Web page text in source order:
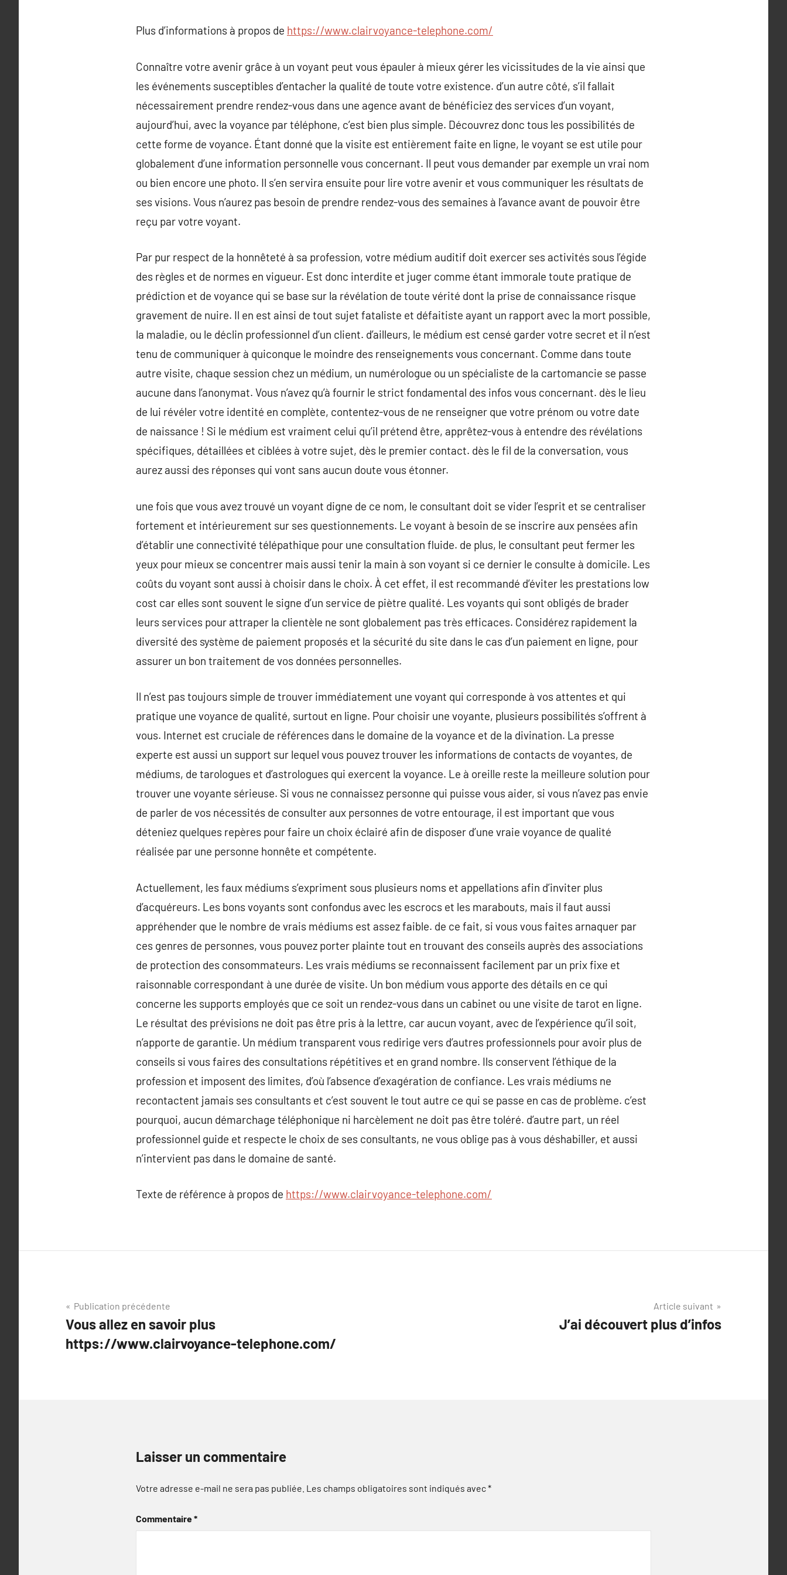
Plus d’informations à propos de https://www.clairvoyance-telephone.com/
Connaître votre avenir grâce à un voyant peut vous épauler à mieux gérer les vicissitudes de la vie ainsi que
les événements susceptibles d’entacher la qualité de toute votre existence. d’un autre côté, s’il fallait
nécessairement prendre rendez-vous dans une agence avant de bénéficiez des services d’un voyant,
aujourd’hui, avec la voyance par téléphone, c’est bien plus simple. Découvrez donc tous les possibilités de
cette forme de voyance. Étant donné que la visite est entièrement faite en ligne, le voyant se est utile pour
globalement d’une information personnelle vous concernant. Il peut vous demander par exemple un vrai nom
ou bien encore une photo. Il s’en servira ensuite pour lire votre avenir et vous communiquer les résultats de
ses visions. Vous n’aurez pas besoin de prendre rendez-vous des semaines à l’avance avant de pouvoir être
reçu par votre voyant.
Par pur respect de la honnêteté à sa profession, votre médium auditif doit exercer ses activités sous l’égide
des règles et de normes en vigueur. Est donc interdite et juger comme étant immorale toute pratique de
prédiction et de voyance qui se base sur la révélation de toute vérité dont la prise de connaissance risque
gravement de nuire. Il en est ainsi de tout sujet fataliste et défaitiste ayant un rapport avec la mort possible,
la maladie, ou le déclin professionnel d’un client. d’ailleurs, le médium est censé garder votre secret et il n’est
tenu de communiquer à quiconque le moindre des renseignements vous concernant. Comme dans toute
autre visite, chaque session chez un médium, un numérologue ou un spécialiste de la cartomancie se passe
aucune dans l’anonymat. Vous n’avez qu’à fournir le strict fondamental des infos vous concernant. dès le lieu
de lui révéler votre identité en complète, contentez-vous de ne renseigner que votre prénom ou votre date
de naissance ! Si le médium est vraiment celui qu’il prétend être, apprêtez-vous à entendre des révélations
spécifiques, détaillées et ciblées à votre sujet, dès le premier contact. dès le fil de la conversation, vous
aurez aussi des réponses qui vont sans aucun doute vous étonner.
une fois que vous avez trouvé un voyant digne de ce nom, le consultant doit se vider l’esprit et se centraliser
fortement et intérieurement sur ses questionnements. Le voyant à besoin de se inscrire aux pensées afin
d’établir une connectivité télépathique pour une consultation fluide. de plus, le consultant peut fermer les
yeux pour mieux se concentrer mais aussi tenir la main à son voyant si ce dernier le consulte à domicile. Les
coûts du voyant sont aussi à choisir dans le choix. À cet effet, il est recommandé d’éviter les prestations low
cost car elles sont souvent le signe d’un service de piètre qualité. Les voyants qui sont obligés de brader
leurs services pour attraper la clientèle ne sont globalement pas très efficaces. Considérez rapidement la
diversité des système de paiement proposés et la sécurité du site dans le cas d’un paiement en ligne, pour
assurer un bon traitement de vos données personnelles.
Il n’est pas toujours simple de trouver immédiatement une voyant qui corresponde à vos attentes et qui
pratique une voyance de qualité, surtout en ligne. Pour choisir une voyante, plusieurs possibilités s’offrent à
vous. Internet est cruciale de références dans le domaine de la voyance et de la divination. La presse
experte est aussi un support sur lequel vous pouvez trouver les informations de contacts de voyantes, de
médiums, de tarologues et d’astrologues qui exercent la voyance. Le à oreille reste la meilleure solution pour
trouver une voyante sérieuse. Si vous ne connaissez personne qui puisse vous aider, si vous n’avez pas envie
de parler de vos nécessités de consulter aux personnes de votre entourage, il est important que vous
déteniez quelques repères pour faire un choix éclairé afin de disposer d’une vraie voyance de qualité
réalisée par une personne honnête et compétente.
Actuellement, les faux médiums s’expriment sous plusieurs noms et appellations afin d’inviter plus
d’acquéreurs. Les bons voyants sont confondus avec les escrocs et les marabouts, mais il faut aussi
appréhender que le nombre de vrais médiums est assez faible. de ce fait, si vous vous faites arnaquer par
ces genres de personnes, vous pouvez porter plainte tout en trouvant des conseils auprès des associations
de protection des consommateurs. Les vrais médiums se reconnaissent facilement par un prix fixe et
raisonnable correspondant à une durée de visite. Un bon médium vous apporte des détails en ce qui
concerne les supports employés que ce soit un rendez-vous dans un cabinet ou une visite de tarot en ligne.
Le résultat des prévisions ne doit pas être pris à la lettre, car aucun voyant, avec de l’expérience qu’il soit,
n’apporte de garantie. Un médium transparent vous redirige vers d’autres professionnels pour avoir plus de
conseils si vous faires des consultations répétitives et en grand nombre. Ils conservent l’éthique de la
profession et imposent des limites, d’où l’absence d’exagération de confiance. Les vrais médiums ne
recontactent jamais ses consultants et c’est souvent le tout autre ce qui se passe en cas de problème. c’est
pourquoi, aucun démarchage téléphonique ni harcèlement ne doit pas être toléré. d’autre part, un réel
professionnel guide et respecte le choix de ses consultants, ne vous oblige pas à vous déshabiller, et aussi
n’intervient pas dans le domaine de santé.
Texte de référence à propos de https://www.clairvoyance-telephone.com/
Navigation
de
l’article
Publication précédente
Vous allez en savoir plus
https://www.clairvoyance-telephone.com/
Article suivant
J’ai découvert plus d’infos
Laisser un commentaire
Votre adresse e-mail ne sera pas publiée. Les champs obligatoires sont indiqués avec*
Commentaire*